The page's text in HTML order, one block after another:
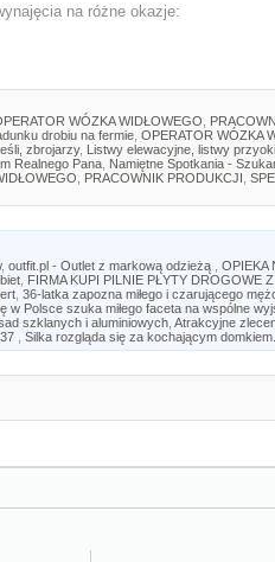
na różne okazje:
WÓZKA WIDŁOWEGO
drobiu na fermie OPERATOR WÓZKA
zbrojarzy, Listwy elewacyjne, listwy
Realnego Pana Namiętne Spotkania -
PRACOWNIK PRODUKCJI
, outfit.pl - Outlet z markową odzieżą
OPIEKA
FIRMA KUPI PILNIE PŁYTY DROGOWE
36-latka zapozna miłego i czarującego
w Polsce szuka miłego faceta na wspólne
szklanych i aluminiowych Atrakcyjne
Silka rozgląda się za kochającym domkiem.